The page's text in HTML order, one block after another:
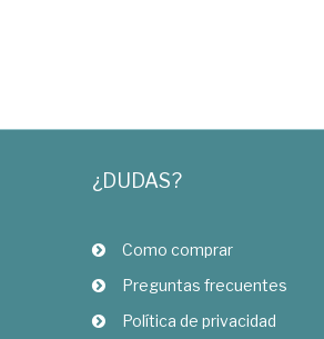
¿DUDAS?
Como comprar
Preguntas frecuentes
Política de privacidad